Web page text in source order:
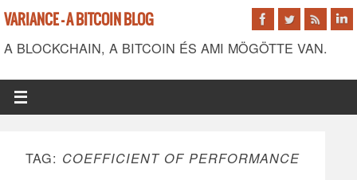
VARIANCE - A BITCOIN BLOG
A BLOCKCHAIN, A BITCOIN ÉS AMI MÖGÖTTE VAN.
TAG: COEFFICIENT OF PERFORMANCE